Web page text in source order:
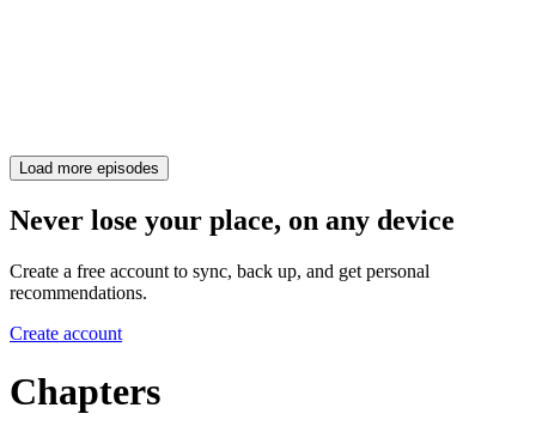
Load more episodes
Never lose your place, on any device
Create a free account to sync, back up, and get personal
recommendations.
Create account
Chapters